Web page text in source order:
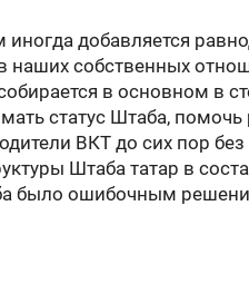
добавляется
наших собственных
в основном в
статус Штаба,
ВКТ до сих пор
Штаба татар в
было ошибочным
что